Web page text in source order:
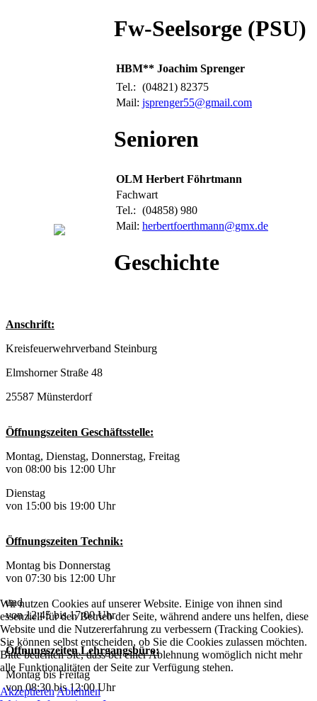
Fw-Seelsorge (PSU)
HBM** Joachim Sprenger
Tel.: (04821) 82375
Mail: jsprenger55@gmail.com
Senioren
OLM Herbert Föhrtmann
Fachwart
Tel.: (04858) 980
Mail: herbertfoerthmann@gmx.de
Geschichte
Anschrift:
Kreisfeuerwehrverband Steinburg
Elmshorner Straße 48
25587 Münsterdorf
Öffnungszeiten Geschäftsstelle:
Montag, Dienstag, Donnerstag, Freitag
von 08:00 bis 12:00 Uhr
Dienstag
von 15:00 bis 19:00 Uhr
Öffnungszeiten Technik:
Montag bis Donnerstag
von 07:30 bis 12:00 Uhr
und
von 12:45 bis 17:00 Uhr
Öffnungszeiten Lehrgangsbüro:
Montag bis Freitag
von 08:30 bis 12:00 Uhr
Wir nutzen Cookies auf unserer Website. Einige von ihnen sind
essenziell für den Betrieb der Seite, während andere uns helfen, diese
Website und die Nutzererfahrung zu verbessern (Tracking Cookies).
Sie können selbst entscheiden, ob Sie die Cookies zulassen möchten.
Bitte beachten Sie, dass bei einer Ablehnung womöglich nicht mehr
alle Funktionalitäten der Seite zur Verfügung stehen.
Akzeptieren Ablehnen